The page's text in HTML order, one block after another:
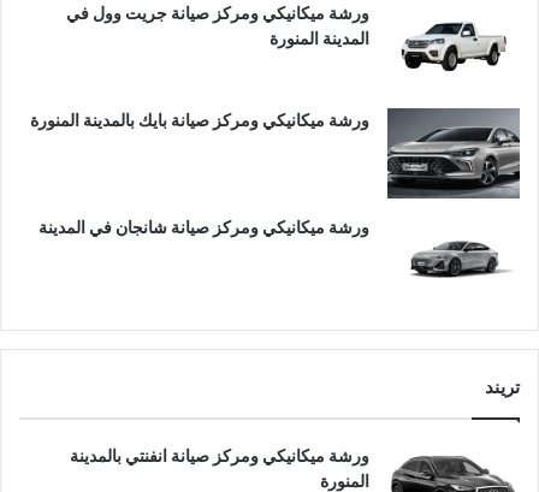
ورشة ميكانيكي ومركز صيانة جريت وول في
المدينة المنورة
ورشة ميكانيكي ومركز صيانة بايك بالمدينة المنورة
ورشة ميكانيكي ومركز صيانة شانجان في المدينة
تريند
ورشة ميكانيكي ومركز صيانة انفنتي بالمدينة
المنورة